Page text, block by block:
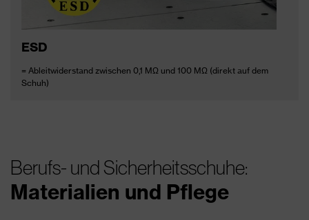
ESD
= Ableitwiderstand zwischen 0,1 MΩ und 100 MΩ (direkt auf dem
Schuh)
Berufs- und Sicherheitsschuhe:
Materialien und Pflege